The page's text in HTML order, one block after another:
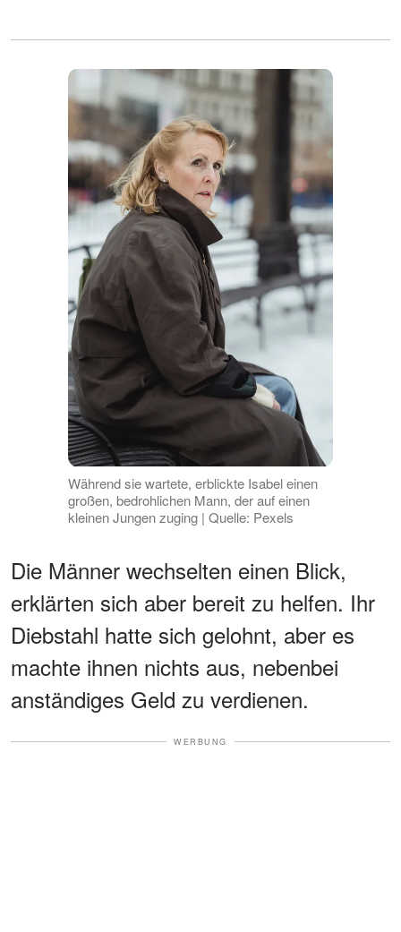
Während sie wartete, erblickte Isabel einen
großen, bedrohlichen Mann, der auf einen
kleinen Jungen zuging | Quelle: Pexels
Die Männer wechselten einen Blick,
erklärten sich aber bereit zu helfen. Ihr
Diebstahl hatte sich gelohnt, aber es
machte ihnen nichts aus, nebenbei
anständiges Geld zu verdienen.
WERBUNG